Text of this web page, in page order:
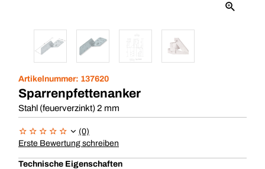
Artikelnummer: 137620
Sparrenpfettenanker
Stahl (feuerverzinkt) 2 mm
(0)
Erste Bewertung schreiben
Technische Eigenschaften